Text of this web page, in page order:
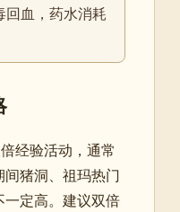
血，药水消耗
经验活动，通常
猪洞、祖玛热门
定高。建议双倍